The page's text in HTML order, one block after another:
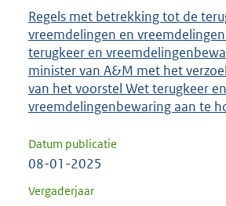
Regels met betrekking tot de
vreemdelingen en
terugkeer en
minister van A&M met het
van het voorstel Wet terugkeer en
vreemdelingenbewaring aan te
Datum publicatie
08-01-2025
Vergaderjaar